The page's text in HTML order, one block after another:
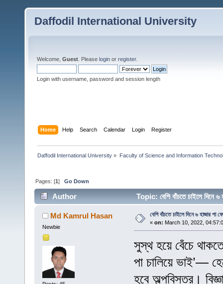
Daffodil International University
Welcome, Guest . Please login or register.
Login with username, password and session length
Home Help Search Calendar Login Register
Daffodil International University » Faculty of Science and Information
Pages: [1]Go Down
Author Topic: বেশি বাঁচতে চাইলে
Md Kamrul Hasan
Newbie
বেশি বাঁচতে চাইলে দিনে ৬ হাজার পা
« on: March 10, 2022,
সুস্থ হয়ে বেঁচে
পা চালিয়ে ভাই’—
হবে অল্পবিস্তর।